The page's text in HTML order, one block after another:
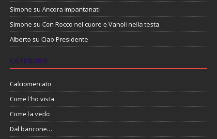
Simone su Ancora impantanati
Simone su Con Rocco nel cuore e Vanoli nella testa
Alberto su Ciao Presidente
CATEGORIE
Calciomercato
Come l'ho vista
Come la vedo
Dal bancone…